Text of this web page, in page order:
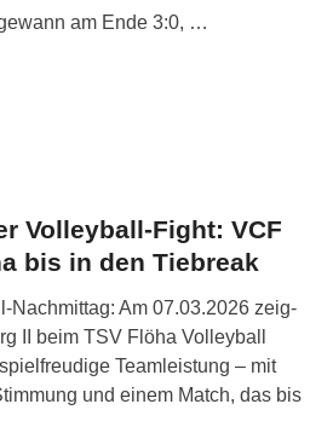
am Ende 3:0, …
Volleyball-Fight: VCF
bis in den Tiebreak
Nach­­mi­t­­tag: Am 07.03.2026 zeig­
II beim TSV Flöha Vol­ley­ball
Team­leis­tung – mit
und einem Match, das bis